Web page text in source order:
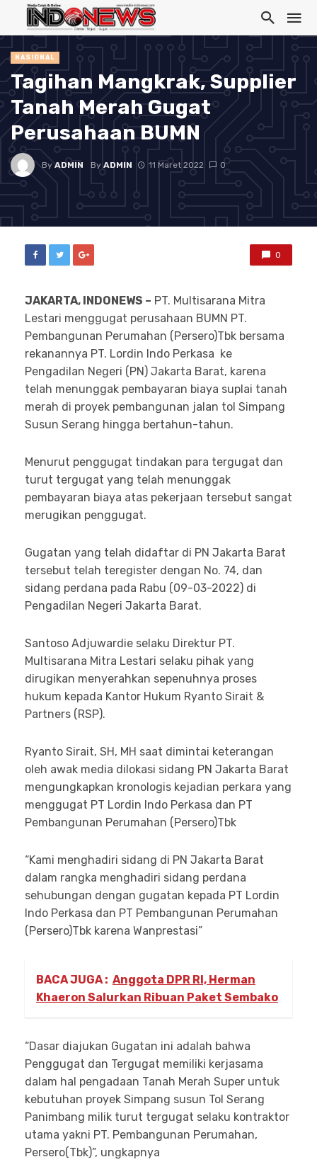
NASIONAL
Tagihan Mangkrak, Supplier
Tanah Merah Gugat
Perusahaan BUMN
ByADMIN ByADMIN 11 Maret 2022 0
0
JAKARTA, INDONEWS – PT. Multisarana Mitra
Lestari menggugat perusahaan BUMN PT.
Pembangunan Perumahan (Persero)Tbk bersama
rekanannya PT. Lordin Indo Perkasa ke
Pengadilan Negeri (PN) Jakarta Barat, karena
telah menunggak pembayaran biaya suplai tanah
merah di proyek pembangunan jalan tol Simpang
Susun Serang hingga bertahun-tahun.
Menurut penggugat tindakan para tergugat dan
turut tergugat yang telah menunggak
pembayaran biaya atas pekerjaan tersebut sangat
merugikan penggugat.
Gugatan yang telah didaftar di PN Jakarta Barat
tersebut telah teregister dengan No. 74, dan
sidang perdana pada Rabu (09-03-2022) di
Pengadilan Negeri Jakarta Barat.
Santoso Adjuwardie selaku Direktur PT.
Multisarana Mitra Lestari selaku pihak yang
dirugikan menyerahkan sepenuhnya proses
hukum kepada Kantor Hukum Ryanto Sirait &
Partners (RSP).
Ryanto Sirait, SH, MH saat dimintai keterangan
oleh awak media dilokasi sidang PN Jakarta Barat
mengungkapkan kronologis kejadian perkara yang
menggugat PT Lordin Indo Perkasa dan PT
Pembangunan Perumahan (Persero)Tbk
“Kami menghadiri sidang di PN Jakarta Barat
dalam rangka menghadiri sidang perdana
sehubungan dengan gugatan kepada PT Lordin
Indo Perkasa dan PT Pembangunan Perumahan
(Persero)Tbk karena Wanprestasi”
BACA JUGA : Anggota DPR RI, Herman
Khaeron Salurkan Ribuan Paket Sembako
“Dasar diajukan Gugatan ini adalah bahwa
Penggugat dan Tergugat memiliki kerjasama
dalam hal pengadaan Tanah Merah Super untuk
kebutuhan proyek Simpang susun Tol Serang
Panimbang milik turut tergugat selaku kontraktor
utama yakni PT. Pembangunan Perumahan,
Persero(Tbk)”, ungkapnya